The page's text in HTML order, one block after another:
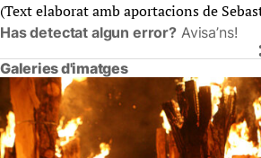
(Text elaborat amb aportacions de
Has detectat algun error? Avisa’ns!
Galeries d'imatges